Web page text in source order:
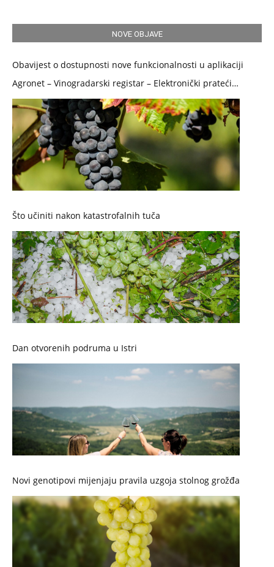
NOVE OBJAVE
Obavijest o dostupnosti nove funkcionalnosti u aplikaciji
Agronet – Vinogradarski registar – Elektronički prateći
dokument
Što učiniti nakon katastrofalnih tuča
Dan otvorenih podruma u Istri
Novi genotipovi mijenjaju pravila uzgoja stolnog grožđa